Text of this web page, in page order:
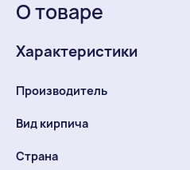
О товаре
Характеристики
Производитель
Вид кирпича
Страна